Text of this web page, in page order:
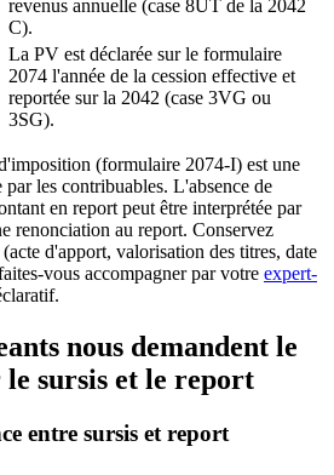
revenus annuelle (case 8UT de la 2042
C).
La PV est déclarée sur le formulaire
2074 l'année de la cession effective et
reportée sur la 2042 (case 3VG ou
3SG).
(formulaire 2074-I) est une
les contribuables. L'absence de
en report peut être interprétée par
renonciation au report. Conservez
d'apport, valorisation des titres, date
vous accompagner par votre expert-
nous demandent le
le sursis et le report
entre sursis et report